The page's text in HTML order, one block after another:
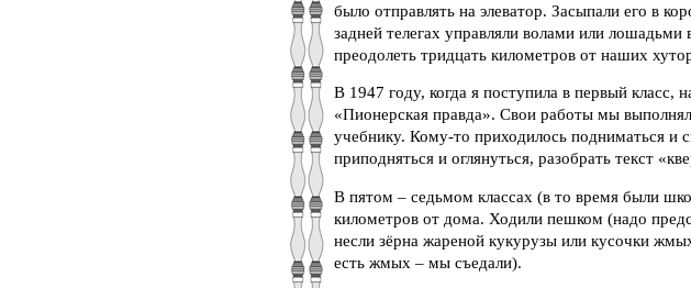
было отправлять на элеватор. Засыпали его в
задней телегах управляли волами или
преодолеть тридцать километров от наших
В 1947 году, когда я поступила в первый класс,
«Пионерская правда». Свои работы мы
учебнику. Кому-то приходилось подниматься и
приподняться и оглянуться, разобрать текст
В пятом – седьмом классах (в то время были
километров от дома. Ходили пешком (надо
несли зёрна жареной кукурузы или кусочки
есть жмых – мы съедали).